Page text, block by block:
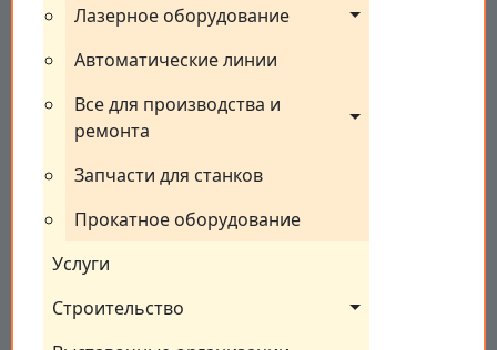
Лазерное оборудование
Автоматические линии
Все для производства и
ремонта
Запчасти для станков
Прокатное оборудование
Услуги
Строительство